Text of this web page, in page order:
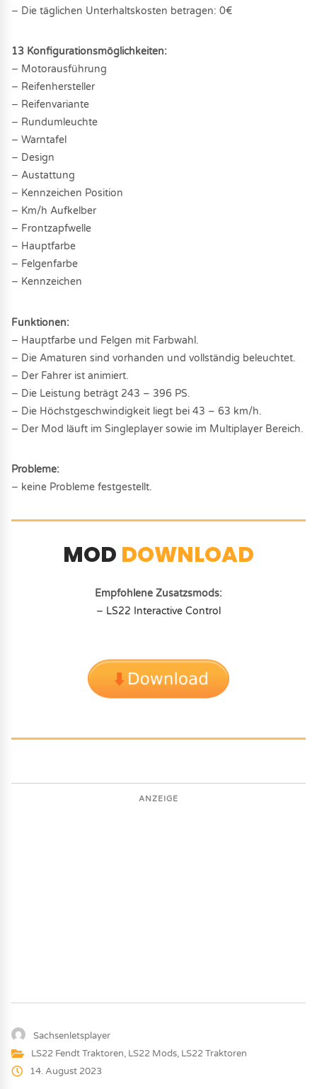
− Die täglichen Unterhaltskosten betragen: 0€
13 Konfigurationsmöglichkeiten:
− Motorausführung
− Reifenhersteller
− Reifenvariante
− Rundumleuchte
− Warntafel
− Design
− Austattung
− Kennzeichen Position
− Km/h Aufkelber
− Frontzapfwelle
− Hauptfarbe
− Felgenfarbe
− Kennzeichen
Funktionen:
− Hauptfarbe und Felgen mit Farbwahl.
− Die Amaturen sind vorhanden und vollständig beleuchtet.
− Der Fahrer ist animiert.
− Die Leistung beträgt 243 – 396 PS.
− Die Höchstgeschwindigkeit liegt bei 43 – 63 km/h.
− Der Mod läuft im Singleplayer sowie im Multiplayer Bereich.
Probleme:
− keine Probleme festgestellt.
MOD DOWNLOAD
Empfohlene Zusatzsmods:
− LS22 Interactive Control
ANZEIGE
Sachsenletsplayer
LS22 Fendt Traktoren, LS22 Mods, LS22 Traktoren
14. August 2023